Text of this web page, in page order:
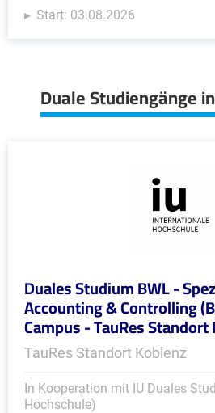
Start: 03.08.2026
Duale Studiengänge
Duales Studium BWL -
Accounting & Controlling
Campus - TauRes
TauRes Standort Koblenz
In Kooperation mit IU Duales
Hochschule)